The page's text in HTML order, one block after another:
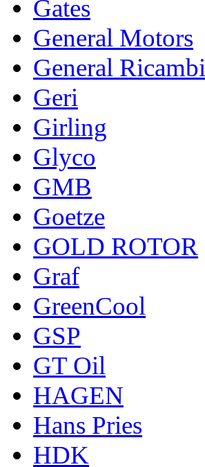
Gates
General Motors
General Ricambi
Geri
Girling
Glyco
GMB
Goetze
GOLD ROTOR
Graf
GreenCool
GSP
GT Oil
HAGEN
Hans Pries
HDK